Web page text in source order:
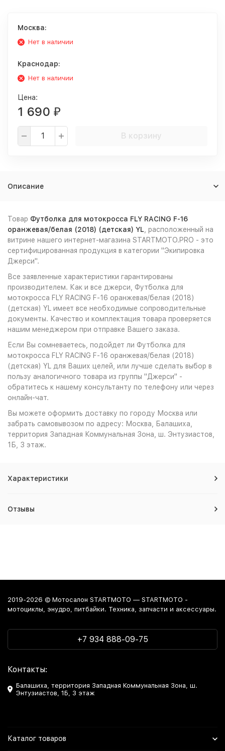
Москва:
Нет в наличии
Краснодар:
Нет в наличии
Цена:
1 690 ₽
В корзину
Описание
Товар Футболка для мотокросса FLY RACING F-16
оранжевая/белая (2018) (детская) YL , расположенный на
витрине нашего интернет-магазина STARTMOTO.PRO - это
сертифицированная продукция в категории "Экипировка
Джерси".
Все заявленные характеристики гарантированы
производителем. Как и все джерси, Футболка для
мотокросса FLY RACING F-16 оранжевая/белая (2018)
(детская) YL имеет все необходимые сопроводительные
документы. Качество и комплектация товара проверяется
нашим менеджером при отправке Вашего заказа.
Если Вы сомневаетесь, подойдет ли Футболка для
мотокросса FLY RACING F-16 оранжевая/белая (2018)
(детская) YL для Ваших целей, или лучше сделать выбор в
пользу аналогичного товара из группы "Джерси" -
обратитесь к нашему консультанту по телефону или через
онлайн-чат.
Вы можете оформить доставку по городу Москва или
забрать самовывозом по адресу: Москва, Балашиха,
территория Западная Коммунальная Зона, ш. Энтузиастов,
1Б, 3 этаж.
Характеристики
Отзывы
2019-2026 © Мотосалон STARTMOTO — STARTMOTO -
мотоциклы, энудро, питбайки. Техника, запчасти и аксессуары.
+7 934 888-09-75
Контакты:
Балашиха, территория Западная Коммунальная Зона, ш.
Энтузиастов, 1Б, 3 этаж
Каталог товаров